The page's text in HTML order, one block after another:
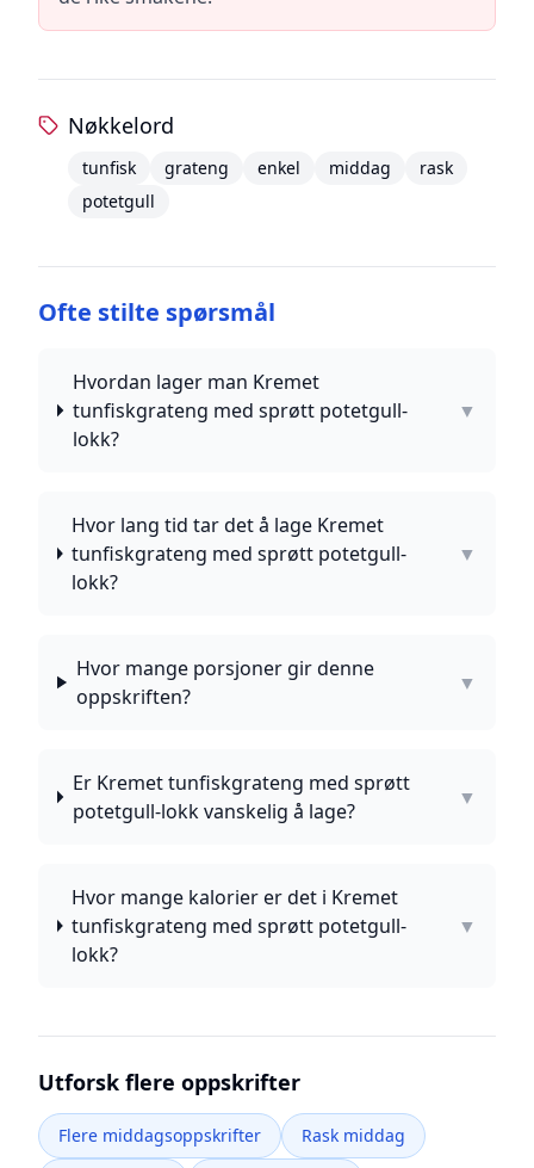
Nøkkelord
tunfisk grateng enkel middag
rask
potetgull
Ofte stilte spørsmål
Hvordan lager man Kremet
tunfiskgrateng med sprøtt potetgull-
lokk?
▼
Hvor lang tid tar det å lage Kremet
tunfiskgrateng med sprøtt potetgull-
lokk?
▼
Hvor mange porsjoner gir denne
oppskriften?
▼
Er Kremet tunfiskgrateng med sprøtt
potetgull-lokk vanskelig å lage?
▼
Hvor mange kalorier er det i Kremet
tunfiskgrateng med sprøtt potetgull-
lokk?
▼
Utforsk flere oppskrifter
Flere middagsoppskrifter
Rask middag